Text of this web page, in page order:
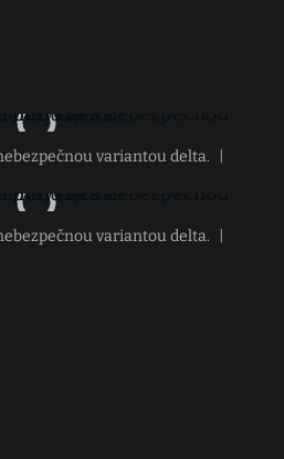
variantou delta.
variantou delta.